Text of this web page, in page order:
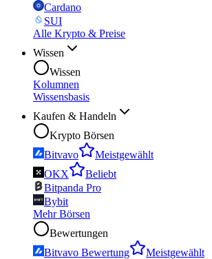
Cardano
SUI
Alle Krypto & Preise
Wissen
Wissen
Kolumnen
Wissensbasis
Kaufen & Handeln
Krypto Börsen
Bitvavo
Meistgewählt
OKX
Beliebt
Bitpanda Pro
Bybit
Mehr Börsen
Bewertungen
Bitvavo Bewertung
Meistgewählt